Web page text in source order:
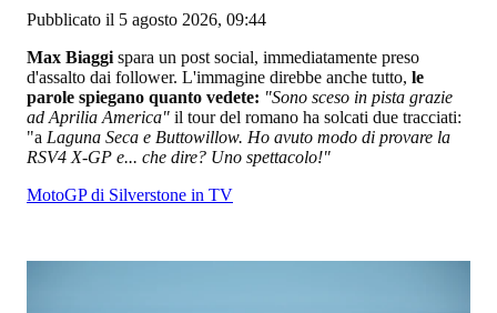
Pubblicato il 5 agosto 2026, 09:44
Max Biaggi spara un post social, immediatamente preso
d'assalto dai follower. L'immagine direbbe anche tutto, le
parole spiegano quanto vedete: "Sono sceso in pista grazie
ad Aprilia America" il tour del romano ha solcati due tracciati:
"a Laguna Seca e Buttowillow. Ho avuto modo di provare la
RSV4 X-GP e... che dire? Uno spettacolo!"
MotoGP di Silverstone in TV